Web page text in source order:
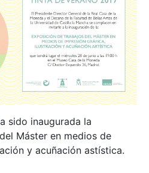
sido inaugurada la
Máster en medios de
y acuñación astística.